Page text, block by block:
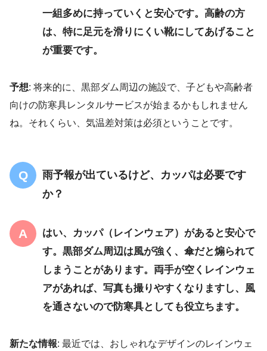
一組 多めに持っていくと安心です。高齢の方
は、特に足元を滑りにくい靴にしてあげること
が重要です。
予想: 将来的に、黒部ダム周辺の施設で、子どもや高齢者
向けの防寒具レンタルサービスが始まるかもしれません
ね。それくらい、気温差対策は必須ということです。
雨予報が出ているけど、カッパは必要です
か？
はい、カッパ（レインウェア）があると安心で
す。黒部ダム周辺は風が強く、傘だと煽られて
しまうことがあります。両手が空くレインウェ
アがあれば、写真も撮りやすくなりますし、風
を通さないので防寒具としても役立ちます。
新たな情報: 最近では、おしゃれなデザインのレインウェ